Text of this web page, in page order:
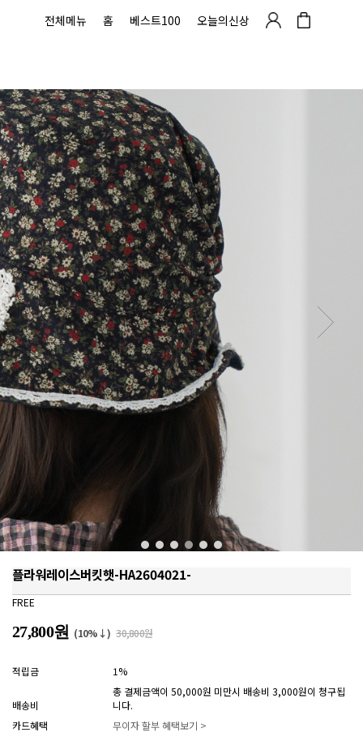
전체메뉴 홈 베스트100 오늘의신상
플라워레이스버킷햇-HA2604021-
FREE
27,800원 (10%↓) 30,800원
적립금 1%
배송비
총 결제금액이 50,000원 미만시 배송비 3,000원이 청구됩
니다.
카드혜택
무이자 할부 혜택보기 >